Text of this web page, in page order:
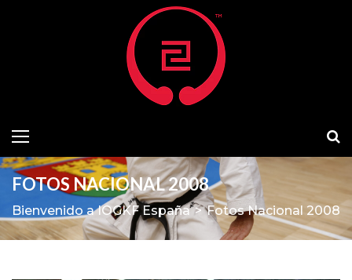
FOTOS NACIONAL 2008
Bienvenido a IOGKF España > Fotos Nacional 2008